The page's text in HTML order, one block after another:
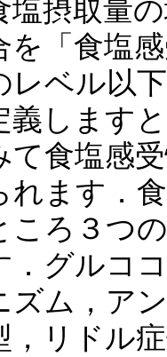
塩摂取量
を「食塩
レベル以
義します
て食塩感
れます．
ころ３つ
．グルコ
ズム，ア
，リドル